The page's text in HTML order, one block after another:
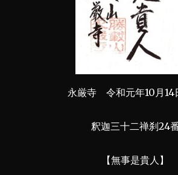
永厳寺 令和元年10月14
釈迦三十二禅刹24
【無事是貴人】